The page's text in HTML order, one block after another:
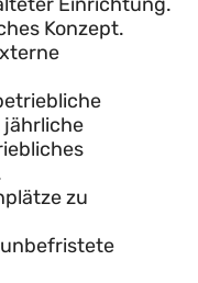
Konzept.
jährliche
zu